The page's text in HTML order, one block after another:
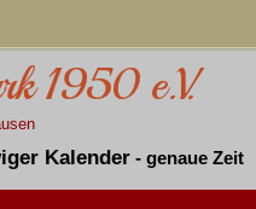
1950 e.V.
Kalender - genaue Zeit